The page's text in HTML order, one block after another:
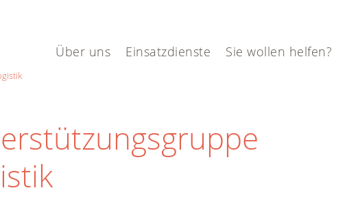
Über uns Einsatzdienste Sie wollen helfen?